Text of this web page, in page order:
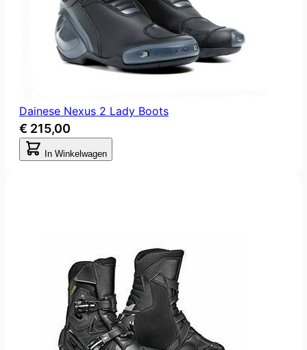
Dainese Nexus 2 Lady Boots
€ 215,00
In Winkelwagen